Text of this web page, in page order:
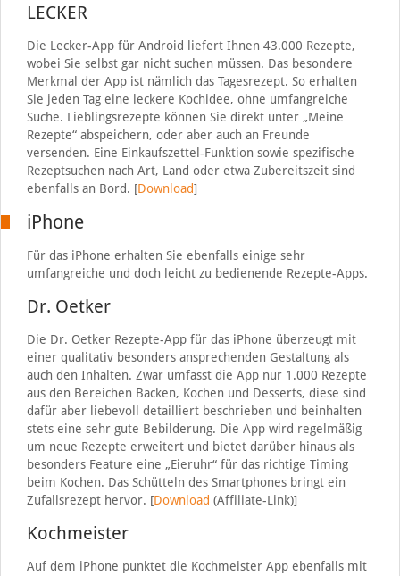
LECKER
Die Lecker-App für Android liefert Ihnen 43.000 Rezepte,
wobei Sie selbst gar nicht suchen müssen. Das besondere
Merkmal der App ist nämlich das Tagesrezept. So erhalten
Sie jeden Tag eine leckere Kochidee, ohne umfangreiche
Suche. Lieblingsrezepte können Sie direkt unter „Meine
Rezepte“ abspeichern, oder aber auch an Freunde
versenden. Eine Einkaufszettel-Funktion sowie spezifische
Rezeptsuchen nach Art, Land oder etwa Zubereitszeit sind
ebenfalls an Bord. [Download]
iPhone
Für das iPhone erhalten Sie ebenfalls einige sehr
umfangreiche und doch leicht zu bedienende Rezepte-Apps.
Dr. Oetker
Die Dr. Oetker Rezepte-App für das iPhone überzeugt mit
einer qualitativ besonders ansprechenden Gestaltung als
auch den Inhalten. Zwar umfasst die App nur 1.000 Rezepte
aus den Bereichen Backen, Kochen und Desserts, diese sind
dafür aber liebevoll detailliert beschrieben und beinhalten
stets eine sehr gute Bebilderung. Die App wird regelmäßig
um neue Rezepte erweitert und bietet darüber hinaus als
besonders Feature eine „Eieruhr“ für das richtige Timing
beim Kochen. Das Schütteln des Smartphones bringt ein
Zufallsrezept hervor. [Download (Affiliate-Link)]
Kochmeister
Auf dem iPhone punktet die Kochmeister App ebenfalls mit